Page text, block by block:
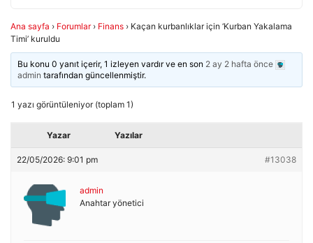
Ana sayfa › Forumlar › Finans › Kaçan kurbanlıklar için ‘Kurban Yakalama
Timi’ kuruldu
Bu konu 0 yanıt içerir, 1 izleyen vardır ve en son 2 ay 2 hafta önce
admin tarafından güncellenmiştir.
1 yazı görüntüleniyor (toplam 1)
Yazar Yazılar
22/05/2026: 9:01 pm #13038
admin
Anahtar yönetici